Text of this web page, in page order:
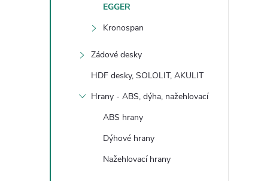
EGGER
Kronospan
Zádové desky
HDF desky, SOLOLIT, AKULIT
Hrany - ABS, dýha, nažehlovací
ABS hrany
Dýhové hrany
Nažehlovací hrany